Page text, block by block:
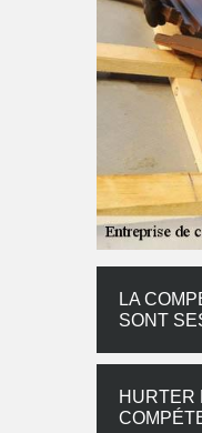
LA
SONT
HURTER